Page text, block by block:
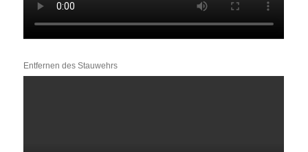
Entfernen des Stauwehrs